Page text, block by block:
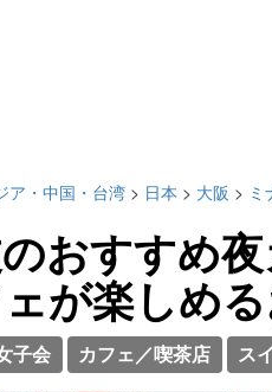
ア・中国・台湾 > 日本 > 大阪 > ミ
おすすめ
が楽しめ
子会 カフェ／喫茶店 ス